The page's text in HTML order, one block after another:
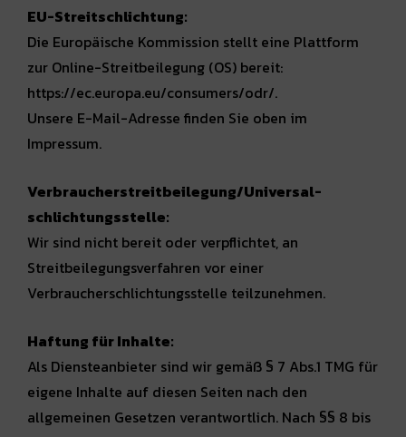
EU-Streitschlichtung:
Die Europäische Kommission stellt eine Plattform
zur Online-Streitbeilegung (OS) bereit:
https://ec.europa.eu/consumers/odr/.
Unsere E-Mail-Adresse finden Sie oben im
Impressum.
Verbraucher­streit­beilegung/Universal­
schlichtungs­stelle:
Wir sind nicht bereit oder verpflichtet, an
Streitbeilegungsverfahren vor einer
Verbraucherschlichtungsstelle teilzunehmen.
Haftung für Inhalte:
Als Diensteanbieter sind wir gemäß § 7 Abs.1 TMG für
eigene Inhalte auf diesen Seiten nach den
allgemeinen Gesetzen verantwortlich. Nach §§ 8 bis